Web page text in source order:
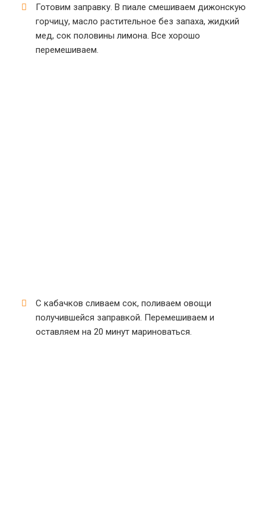
Готовим заправку. В пиале смешиваем дижонскую
горчицу, масло растительное без запаха, жидкий
мед, сок половины лимона. Все хорошо
перемешиваем.
С кабачков сливаем сок, поливаем овощи
получившейся заправкой. Перемешиваем и
оставляем на 20 минут мариноваться.